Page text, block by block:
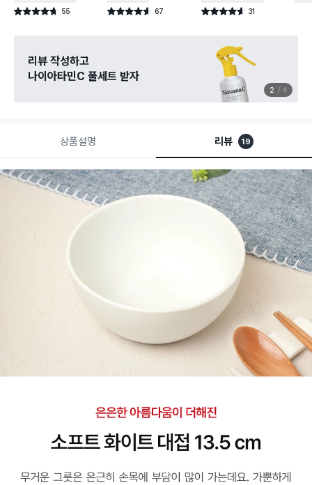
별점 4.7점 55
건 작성 별점 4.6점 67
건 작성 별점 4.6점 31
건 작성
리뷰 작성하고
나이아타민C 풀세트 받자
2 4
상품설명 리뷰 19